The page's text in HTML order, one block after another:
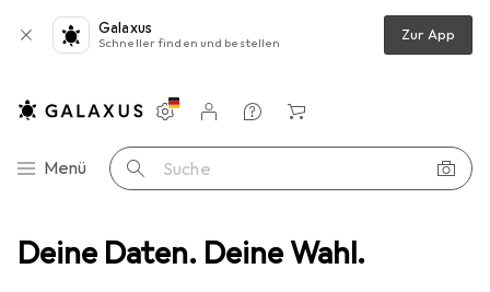
Deine Daten. Deine Wahl.
Galaxus
Schneller finden und bestellen Zur App
Navigation nach Kategorien
Menü Suche
Einstellungen
Kundenkonto
Vergleichslisten
Merklisten
Warenkorb
+ Gehäuse Spelsberg TG IP67 enclosure, PC, clear lid